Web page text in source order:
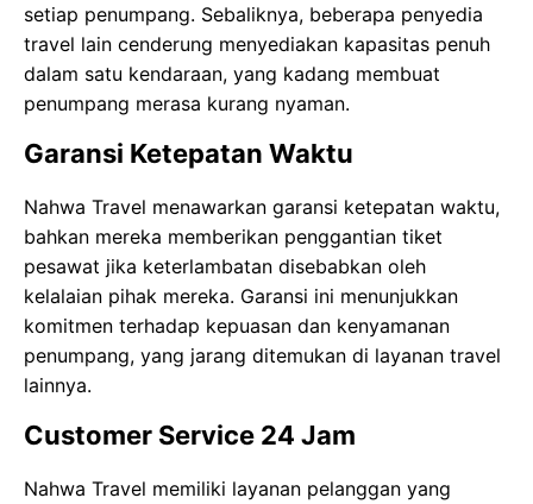
setiap penumpang. Sebaliknya, beberapa penyedia
travel lain cenderung menyediakan kapasitas penuh
dalam satu kendaraan, yang kadang membuat
penumpang merasa kurang nyaman.
Garansi Ketepatan Waktu
Nahwa Travel menawarkan garansi ketepatan waktu,
bahkan mereka memberikan penggantian tiket
pesawat jika keterlambatan disebabkan oleh
kelalaian pihak mereka. Garansi ini menunjukkan
komitmen terhadap kepuasan dan kenyamanan
penumpang, yang jarang ditemukan di layanan travel
lainnya.
Customer Service 24 Jam
Nahwa Travel memiliki layanan pelanggan yang